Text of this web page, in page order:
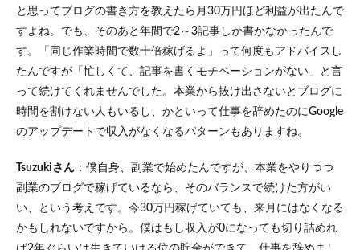
と思ってブログの書き方を教えたら月30万円ほど利益が出たんで
すよね。でも、そのあと年間で2～3記事しか書かなかったんで
す。「同じ作業時間で数十倍稼げるよ」って何度もアドバイスし
たんですが「忙しくて、記事を書くモチベーションがない」と言
って続けてくれませんでした。本業から抜け出さないとブログに
時間を割けない人もいるし、かといって仕事を辞めたのにGoogle
のアップデートで収入がなくなるパターンもありますね。
Tsuzukiさん ：僕自身、副業で始めたんですが、本業をやりつつ
副業のブログで稼げているなら、そのバランスで続けた方がい
い、という考えです。今30万円稼げていても、来月にはなくなる
かもしれないですから。僕はもし収入が0になっても切り詰めれ